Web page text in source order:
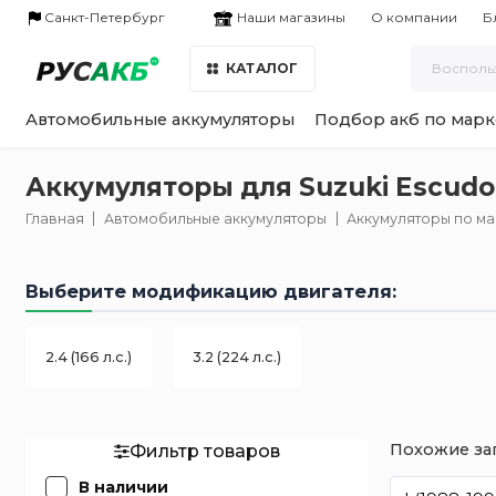
Санкт-Петербург Наши магазины О компании
КАТАЛОГ
Автомобильные аккумуляторы Подбор акб по
Аккумуляторы для Suzuki
Главная Автомобильные аккумуляторы Аккумуляторы по
Выберите модификацию двигателя:
2.4 (166 л.с.) 3.2 (224 л.с.)
Фильтр товаров
В наличии
Похожие